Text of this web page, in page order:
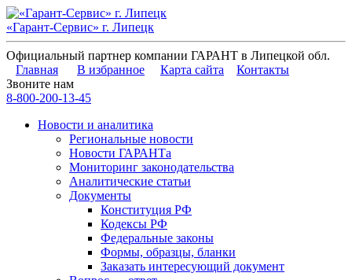
«Гарант-Сервис» г. Липецк
Официальный партнер компании ГАРАНТ в Липецкой обл.
Главная
В избранное Карта сайта
Контакты
Звоните нам
8-800-200-13-45
Новости и аналитика
Региональные новости
Новости ГАРАНТа
Мониторинг законодательства
Аналитические статьи
Документы
Конституция РФ
Кодексы РФ
Федеральные законы
Формы, образцы, бланки
Заказать интересующий документ